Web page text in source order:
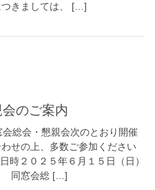
つきましては、 […]
のご案内
総会・懇親会次のとおり開催
せの上、多数ご参加ください
時２０２５年６月１５日（日）
同窓会総 […]